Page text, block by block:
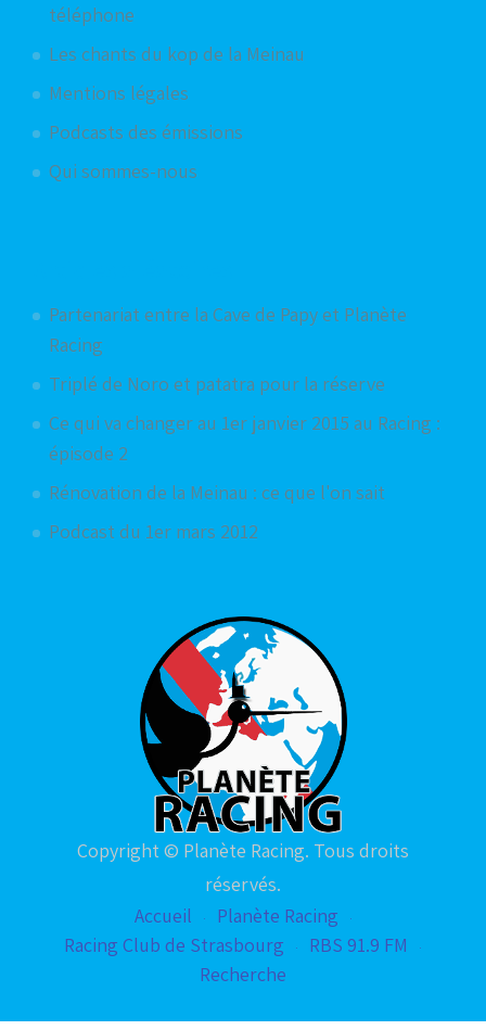
téléphone
Les chants du kop de la Meinau
Mentions légales
Podcasts des émissions
Qui sommes-nous
Partenariat entre la Cave de Papy et Planète
Racing
Triplé de Noro et patatra pour la réserve
Ce qui va changer au 1er janvier 2015 au Racing :
épisode 2
Rénovation de la Meinau : ce que l'on sait
Podcast du 1er mars 2012
Copyright © Planète Racing. Tous droits
réservés.
Accueil
Planète Racing
Racing Club de Strasbourg
RBS 91.9 FM
Recherche